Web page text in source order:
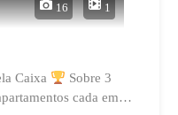
16
1
Caixa
Sobre 3
cada em…